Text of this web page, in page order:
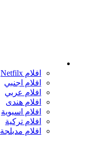
افلام Netfilx
افلام اجنبي
افلام عربي
افلام هندى
افلام اسيوية
افلام تركية
افلام مدبلجة